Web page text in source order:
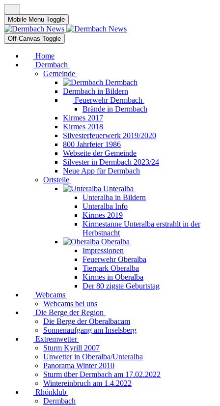
Mobile Menu Toggle
Off-Canvas Toggle
Home
Dermbach
Gemeinde
Dermbach
Dermbach in Bildern
Feuerwehr Dermbach
Brände in Dermbach
Kirmes 2017
Kirmes 2018
Silvesterfeuerwerk 2019/2020
800 Jahrfeier 1986
Webseite der Gemeinde
Silvester in Dermbach 2023/24
Neue App für Dermbach
Ortsteile
Unteralba
Unteralba in Bildern
Unteralba Info
Kirmes 2019
Kirmestanne Unteralba erstrahlt in der
Herbstnacht
Oberalba
Impressionen
Feuerwehr Oberalba
Tierpark Oberalba
Kirmes in Oberalba
Der 80 zigste Geburtstag
Webcams
Webcams bei uns
Die Berge der Region
Die Berge der Oberalbacam
Sonnenaufgang am Inselsberg
Extremwetter
Sturm Kyrill 2007
Unwetter in Oberalba/Unteralba
Panorama Winter 2010
Sturm über Dermbach am 17.02.2022
Wintereinbruch am 1.4.2022
Rhönklub
Dermbach